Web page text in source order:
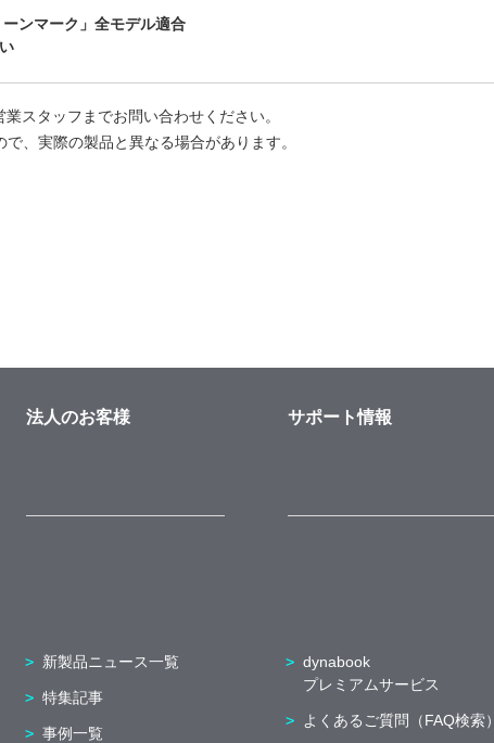
ンマーク」全モデル適合
スタッフまでお問い合わせください。
、実際の製品と異なる場合があります。
法人のお客様
新製品ニュース一覧
特集記事
事例一覧
サポート情報
dynabook
プレミアムサービス
よくあるご質問（FAQ検索）